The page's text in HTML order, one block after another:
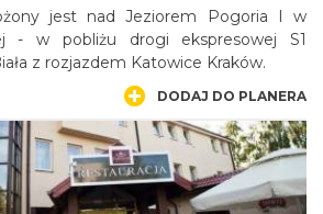
jest nad Jeziorem Pogoria I w
- w pobliżu drogi ekspresowej S1
z rozjazdem Katowice Kraków.
DODAJ DO PLANERA